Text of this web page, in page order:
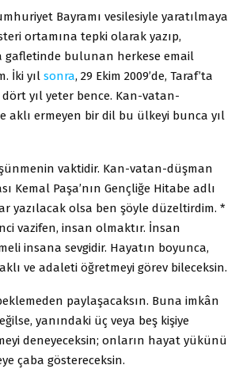
Bayramı vesilesiyle yaratılmaya
ortamına tepki olarak yazıp,
gafletinde bulunan herkese email
İki yıl sonra, 29 Ekim 2009’de, Taraf’ta
dört yıl yeter bence. Kan-vatan-
aklı ermeyen bir dil bu ülkeyi bunca yıl
vaktidir. Kan-vatan-düşman
Kemal Paşa’nın Gençliğe Hitabe adlı
yazılacak olsa ben şöyle düzeltirdim. *
vazifen, insan olmaktır. İnsan
insana sevgidir. Hayatın boyunca,
ve adaleti öğretmeyi görev bileceksin.
paylaşacaksın. Buna imkân
yanındaki üç veya beş kişiye
deneyeceksin; onların hayat yükünü
çaba göstereceksin.